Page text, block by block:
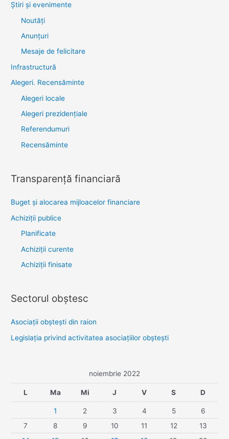
Știri şi evenimente
Noutăţi
Anunţuri
Mesaje de felicitare
Infrastructură
Alegeri. Recensăminte
Alegeri locale
Alegeri prezidențiale
Referendumuri
Recensăminte
Transparenţă financiară
Buget și alocarea mijloacelor financiare
Achiziţii publice
Planificate
Achiziții curente
Achiziții finisate
Sectorul obştesc
Asociaţii obşteşti din raion
Legislaţia privind activitatea asociaţiilor obşteşti
noiembrie 2022
L Ma Mi J V S D
1 2 3 4 5
6
7
8 9 10 11 12
13